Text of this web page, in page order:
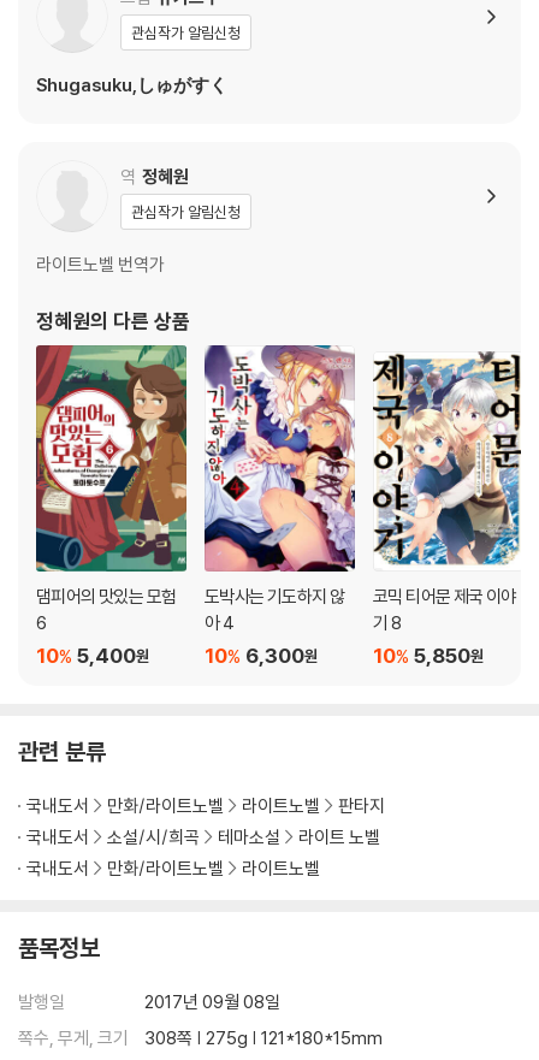
관심작가 알림신청
Shugasuku,しゅがすく
역 정혜원
관심작가 알림신청
라이트노벨 번역가
정혜원의 다른 상품
댐피어의 맛있는 모험
6
5,400원
10%
도박사는 기도하지 않
아 4
6,300원
10%
코믹 티어문 제국 이야
기 8
5,850원
10%
관련 분류
국내도서 만화/라이트노벨 라이트노벨
판타지
국내도서
소설/시/희곡 테마소설
라이트 노벨
국내도서
만화/라이트노벨 라이트노벨
품목정보
발행일
2017년 09월 08일
쪽수, 무게, 크기
308쪽 | 275g | 121*180*15mm